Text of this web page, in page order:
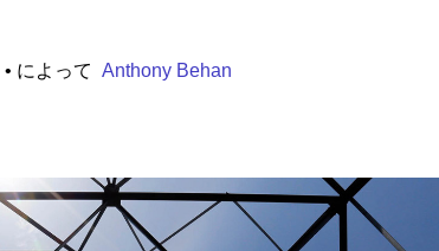
• によって Anthony Behan